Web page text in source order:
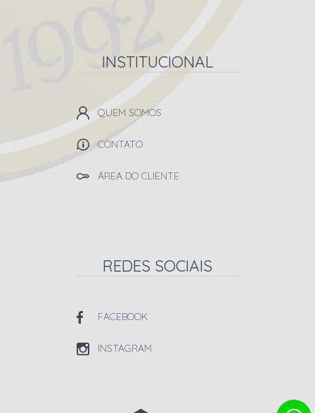
INSTITUCIONAL
QUEM SOMOS
CONTATO
ÁREA DO CLIENTE
REDES SOCIAIS
FACEBOOK
INSTAGRAM